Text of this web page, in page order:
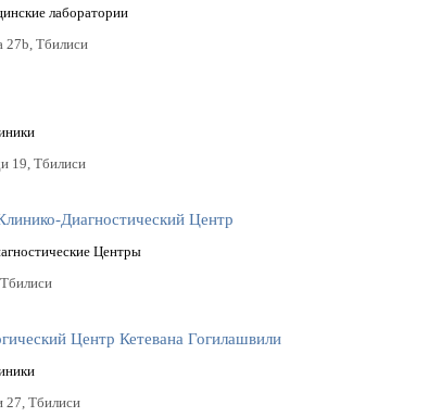
лаборатории
Тбилиси
19, Тбилиси
Диагностический Центр
Центры
Центр Кетевана Гогилашвили
27, Тбилиси